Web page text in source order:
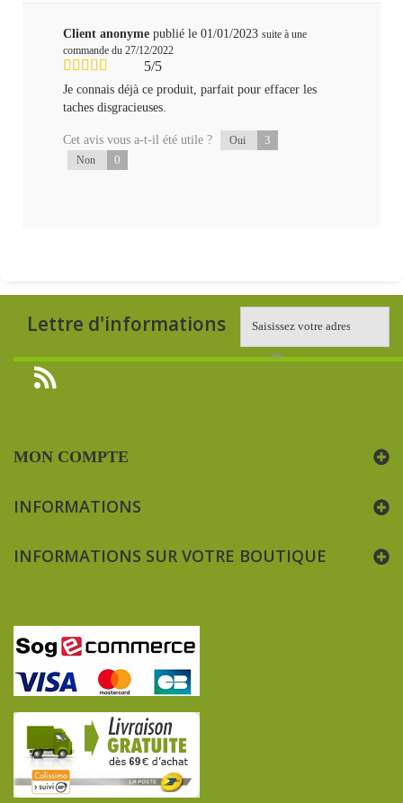
Client anonyme publié le 01/01/2023 suite à une
commande du 27/12/2022
5/5
Je connais déjà ce produit, parfait pour effacer les
taches disgracieuses.
Cet avis vous a-t-il été utile ? Oui 3
Non 0
Lettre d'informations
MON COMPTE
INFORMATIONS
INFORMATIONS SUR VOTRE BOUTIQUE